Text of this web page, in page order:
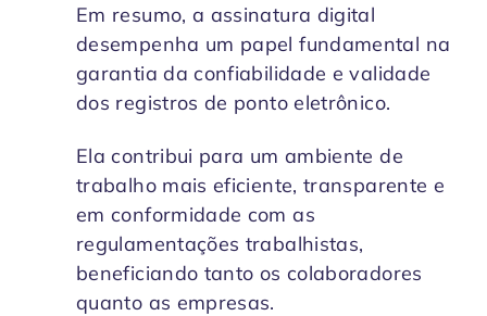
Em resumo, a assinatura digital
desempenha um papel fundamental na
garantia da confiabilidade e validade
dos registros de ponto eletrônico.
Ela contribui para um ambiente de
trabalho mais eficiente, transparente e
em conformidade com as
regulamentações trabalhistas,
beneficiando tanto os colaboradores
quanto as empresas.